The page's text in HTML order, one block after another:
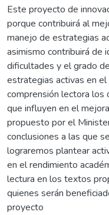
Este proyecto de
porque contribuirá al
manejo de estrategias
asimismo contribuirá de
dificultades y el grado
estrategias activas en
comprensión lectora los
que influyen en el
propuesto por el
conclusiones a las que
lograremos plantear
en el rendimiento
lectura en los textos
quienes serán
proyecto